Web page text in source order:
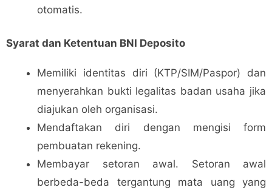
otomatis.
Syarat dan Ketentuan BNI Deposito
Memiliki identitas diri (KTP/SIM/Paspor) dan
menyerahkan bukti legalitas badan usaha jika
diajukan oleh organisasi.
Mendaftakan diri dengan mengisi form
pembuatan rekening.
Membayar setoran awal. Setoran awal
berbeda-beda tergantung mata uang yang